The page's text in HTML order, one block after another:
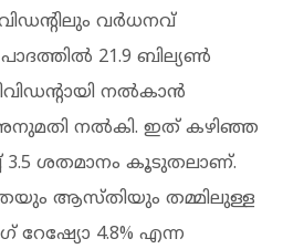
വർധനവ്
പാദത്തിൽ 21.9 ബില്യൺ
നൽകാൻ
നൽകി. ഇത് കഴിഞ്ഞ
3.5 ശതമാനം കൂടുതലാണ്.
ആസ്തിയും തമ്മിലുള്ള
റേഷ്യോ 4.8% എന്ന